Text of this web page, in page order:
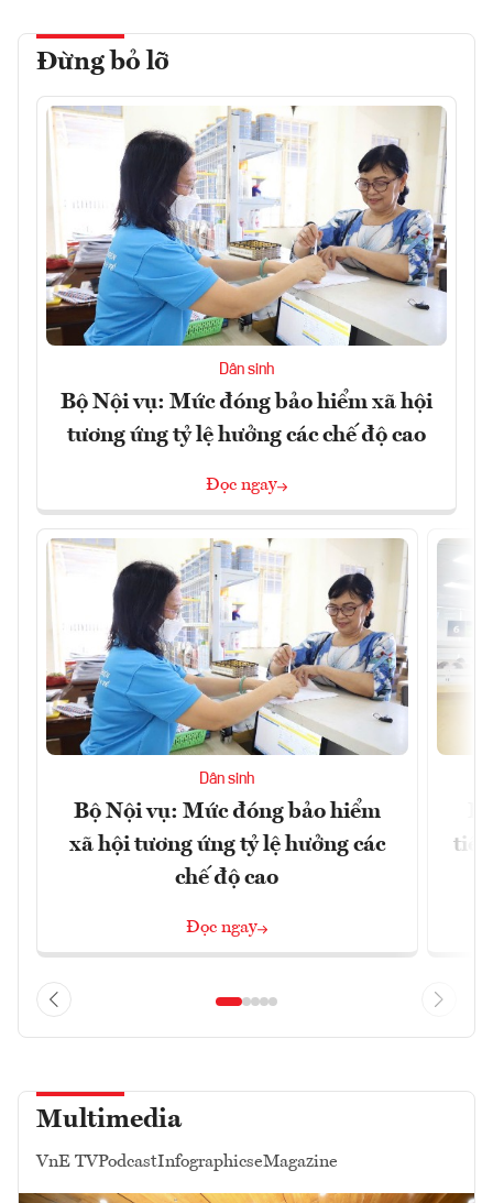
Đừng bỏ lỡ
Dân sinh
Bộ Nội vụ: Mức đóng bảo hiểm xã hội
tương ứng tỷ lệ hưởng các chế độ cao
Đọc ngay
Dân sinh
Bộ Nội vụ: Mức đóng bảo hiểm
xã hội tương ứng tỷ lệ hưởng các
chế độ cao
Đọc ngay
Multimedia
VnE TVPodcastInfographicseMagazine